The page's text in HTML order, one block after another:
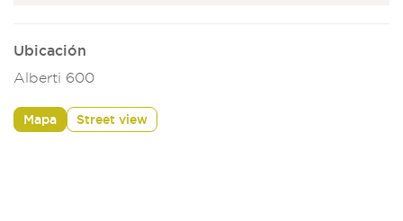
Ubicación
Alberti 600
Mapa Street view